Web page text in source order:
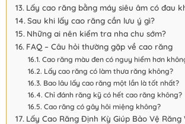
Lấy cao răng bằng máy siêu âm có đau
Sau khi lấy cao răng cần lưu ý gì?
Những ai nên kiểm tra nha chu sớm?
FAQ – Câu hỏi thường gặp về cao răng
Cao răng màu đen có nguy hiểm hơn
Lấy cao răng có làm thưa răng không?
Bao lâu lấy cao răng một lần là tốt nhất?
Chỉ đánh răng kỹ có hết cao răng không?
Cao răng có gây hôi miệng không?
Lấy Cao Răng Định Kỳ Giúp Bảo Vệ Răng